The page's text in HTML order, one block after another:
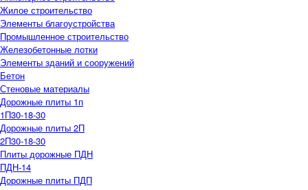
Жилое строительство
Элементы благоустройства
Промышленное строительство
Железобетонные лотки
Элементы зданий и сооружений
Бетон
Стеновые материалы
Дорожные плиты 1п
1П30-18-30
Дорожные плиты 2П
2П30-18-30
Плиты дорожные ПДН
ПДН-14
Дорожные плиты ПДП